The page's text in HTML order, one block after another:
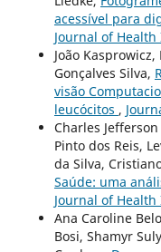
acessível para
Journal of
João
Gonçalves Silva,
visão
leucócitos ,
Charles
Pinto dos Reis,
da Silva,
Saúde: uma
Journal of
Ana Caroline
Bosi, Shamyr